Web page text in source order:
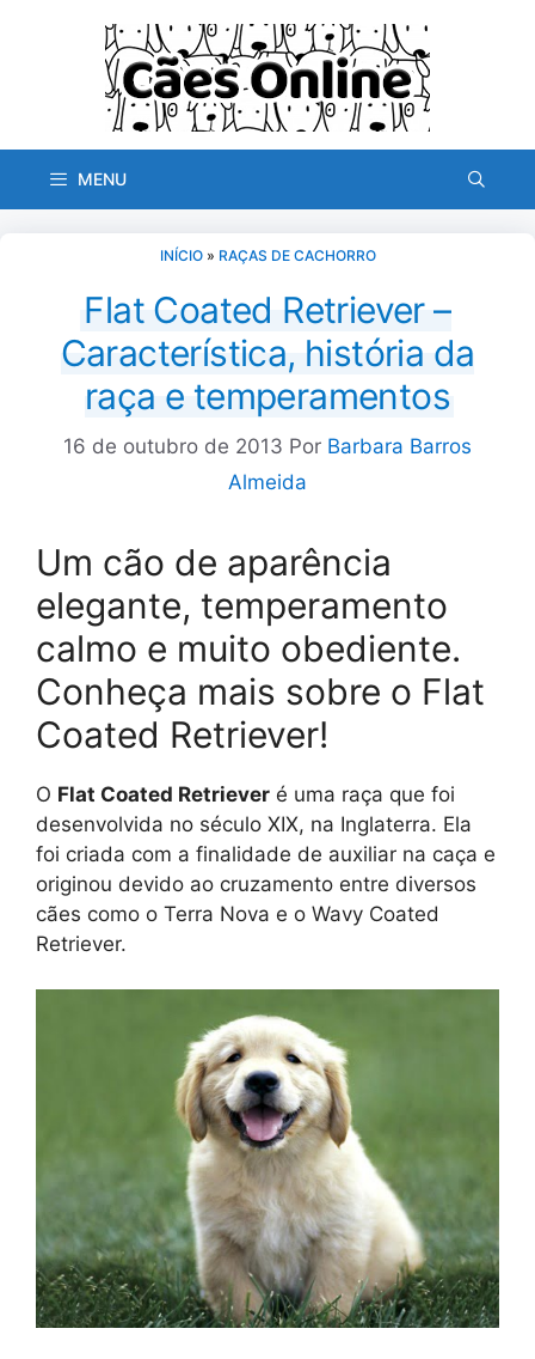
MENU
INÍCIO» RAÇAS DE CACHORRO
Flat Coated Retriever –
Característica, história da
raça e temperamentos
16 de outubro de 2013 Por Barbara Barros
Almeida
Um cão de aparência
elegante, temperamento
calmo e muito obediente.
Conheça mais sobre o Flat
Coated Retriever!
O Flat Coated Retriever é uma raça que foi
desenvolvida no século XIX, na Inglaterra. Ela
foi criada com a finalidade de auxiliar na caça e
originou devido ao cruzamento entre diversos
cães como o Terra Nova e o Wavy Coated
Retriever.